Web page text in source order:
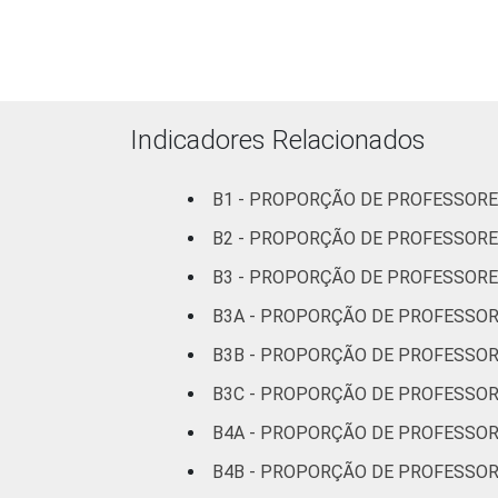
SÉRIE
Indicadores Relacionados
B1 - PROPORÇÃO DE
B2 - PROPORÇÃO DE
B3 - PROPORÇÃO DE
B3A - PROPORÇÃO DE
B3B - PROPORÇÃO DE
B3C - PROPORÇÃO DE
B4A - PROPORÇÃO DE
B4B - PROPORÇÃO DE